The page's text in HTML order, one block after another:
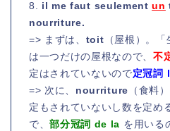
8. il me faut seulementun
nourriture.
=> まずは、 toit （屋根）。
は一つだけの屋根なので、不
定はされていないので定冠詞
=> 次に、 nourriture （食料
定もされていないし数を定め
で、部分冠詞 de la を用いる